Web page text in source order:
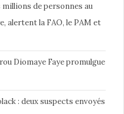
millions de personnes au
alertent la FAO, le PAM et
Diomaye Faye promulgue
: deux suspects envoyés